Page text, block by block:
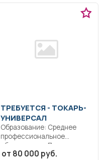
ТРЕБУЕТСЯ - ТОКАРЬ-
УНИВЕРСАЛ
Образование: Среднее
профессиональное
образование.. Проточка
конусов, цилиндров, мелких
от 80 000 руб.